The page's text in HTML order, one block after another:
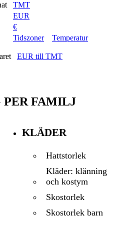
TMT
EUR
€
Tidszoner Temperatur
EUR till TMT
PER FAMILJ
KLÄDER
Hattstorlek
Kläder: klänning
och kostym
Skostorlek
Skostorlek barn